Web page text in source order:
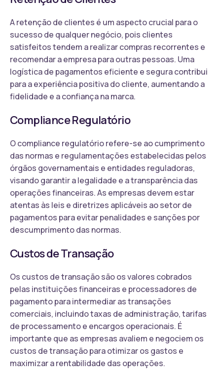
A retenção de clientes é um aspecto crucial para o
sucesso de qualquer negócio, pois clientes
satisfeitos tendem a realizar compras recorrentes e
recomendar a empresa para outras pessoas. Uma
logística de pagamentos eficiente e segura contribui
para a experiência positiva do cliente, aumentando a
fidelidade e a confiança na marca.
Compliance Regulatório
O compliance regulatório refere-se ao cumprimento
das normas e regulamentações estabelecidas pelos
órgãos governamentais e entidades reguladoras,
visando garantir a legalidade e a transparência das
operações financeiras. As empresas devem estar
atentas às leis e diretrizes aplicáveis ao setor de
pagamentos para evitar penalidades e sanções por
descumprimento das normas.
Custos de Transação
Os custos de transação são os valores cobrados
pelas instituições financeiras e processadores de
pagamento para intermediar as transações
comerciais, incluindo taxas de administração, tarifas
de processamento e encargos operacionais. É
importante que as empresas avaliem e negociem os
custos de transação para otimizar os gastos e
maximizar a rentabilidade das operações.